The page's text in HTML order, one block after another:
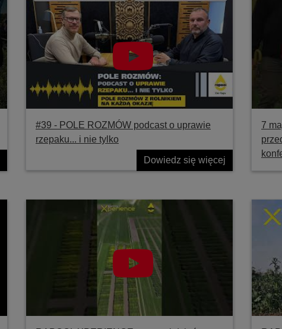
#39 ‐ POLE ROZMÓW podcast o uprawie
rzepaku... i nie tylko
Dowiedz się więcej
7